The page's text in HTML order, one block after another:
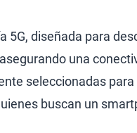
diseñada para
una
seleccionadas
buscan un